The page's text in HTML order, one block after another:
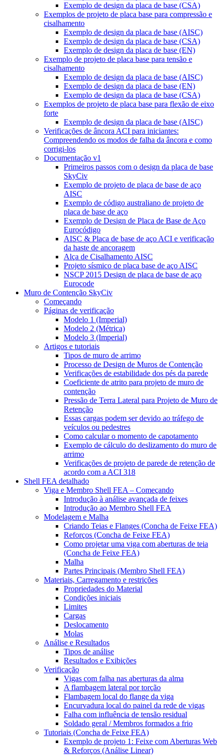
Exemplo de design da placa de base (CSA)
Exemplos de projeto de placa base para compressão e
cisalhamento
Exemplo de design da placa de base (AISC)
Exemplo de design da placa de base (CSA)
Exemplo de design da placa de base (EN)
Exemplo de projeto de placa base para tensão e
cisalhamento
Exemplo de design da placa de base (AISC)
Exemplo de design da placa de base (EN)
Exemplo de design da placa de base (CSA)
Exemplos de projeto de placa base para flexão de eixo
forte
Exemplo de design da placa de base (AISC)
Verificações de âncora ACI para iniciantes:
Compreendendo os modos de falha da âncora e como
corrigi-los
Documentação v1
Primeiros passos com o design da placa de base
SkyCiv
Exemplo de projeto de placa de base de aço
AISC
Exemplo de código australiano de projeto de
placa de base de aço
Exemplo de Design de Placa de Base de Aço
Eurocódigo
AISC & Placa de base de aço ACI e verificação
da haste de ancoragem
Alça de Cisalhamento AISC
Projeto sísmico de placa base de aço AISC
NSCP 2015 Design de placa de base de aço
Eurocode
Muro de Contenção SkyCiv
Começando
Páginas de verificação
Modelo 1 (Imperial)
Modelo 2 (Métrica)
Modelo 3 (Imperial)
Artigos e tutoriais
Tipos de muro de arrimo
Processo de Design de Muros de Contenção
Verificações de estabilidade dos pés da parede
Coeficiente de atrito para projeto de muro de
contenção
Pressão de Terra Lateral para Projeto de Muro de
Retenção
Essas cargas podem ser devido ao tráfego de
veículos ou pedestres
Como calcular o momento de capotamento
Exemplo de cálculo do deslizamento do muro de
arrimo
Verificações de projeto de parede de retenção de
acordo com a ACI 318
Shell FEA detalhado
Viga e Membro Shell FEA – Começando
Introdução à análise avançada de feixes
Introdução ao Membro Shell FEA
Modelagem e Malha
Criando Teias e Flanges (Concha de Feixe FEA)
Reforços (Concha de Feixe FEA)
Como projetar uma viga com aberturas de teia
(Concha de Feixe FEA)
Malha
Partes Principais (Membro Shell FEA)
Materiais, Carregamento e restrições
Propriedades do Material
Condições iniciais
Limites
Cargas
Deslocamento
Molas
Análise e Resultados
Tipos de análise
Resultados e Exibições
Verificação
Vigas com falha nas aberturas da alma
A flambagem lateral por torção
Flambagem local do flange da viga
Encurvadura local do painel da rede de vigas
Falha com influência de tensão residual
Soldado geral / Membros formados a frio
Tutoriais (Concha de Feixe FEA)
Exemplo de projeto 1: Feixe com Aberturas Web
& Reforços (Análise Linear)